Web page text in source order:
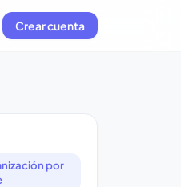
Crear cuenta
por